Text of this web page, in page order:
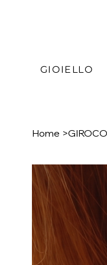
GIOIELLO
Home >